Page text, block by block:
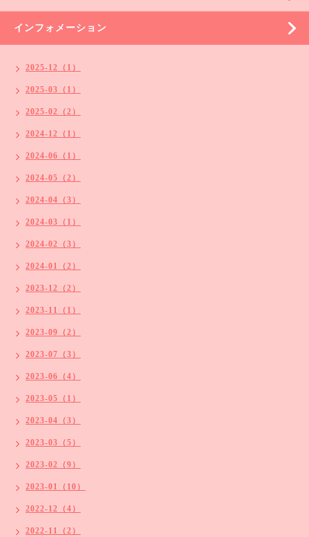
インフォメーション
2025-12（1）
2025-03（1）
2025-02（2）
2024-12（1）
2024-06（1）
2024-05（2）
2024-04（3）
2024-03（1）
2024-02（3）
2024-01（2）
2023-12（2）
2023-11（1）
2023-09（2）
2023-07（3）
2023-06（4）
2023-05（1）
2023-04（3）
2023-03（5）
2023-02（9）
2023-01（10）
2022-12（4）
2022-11（2）